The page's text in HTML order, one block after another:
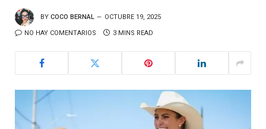
BY COCO BERNAL OCTUBRE 19, 2025
NO HAY COMENTARIOS 3 MINS READ